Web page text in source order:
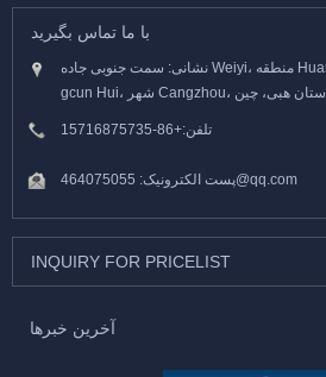
با ما تماس بگیرید
نشانی: سمت جنوبی جاده Weiyi، منطقه Huanxi، شهرستان خودمختار Men
gcun Hui، شهر Cangzhou، استان هبی، چین
تلفن:+86-15716875735
پست الکترونیک:464075055@qq.com
INQUIRY FOR PRICELIST
آخرین خبرها